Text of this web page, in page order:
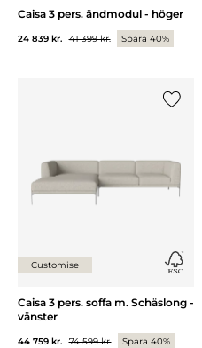
Caisa 3 pers. ändmodul - höger
24 839 kr. 41 399 kr. Spara 40%
Customise
Caisa 3 pers. soffa m. Schäslong -
vänster
44 759 kr. 74 599 kr. Spara 40%